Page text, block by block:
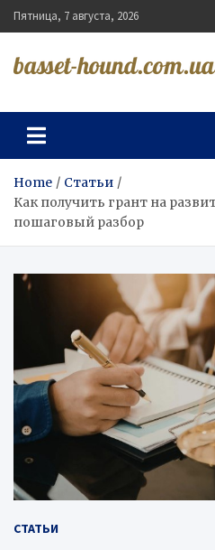
Skip
to
Пятница, 7 августа, 2026
basset-
Home
Статьи
Как получить грант на
пошаговый разбор
СТАТЬИ